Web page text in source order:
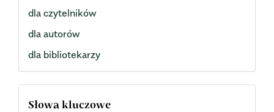
dla czytelników
dla autorów
dla bibliotekarzy
Słowa kluczowe